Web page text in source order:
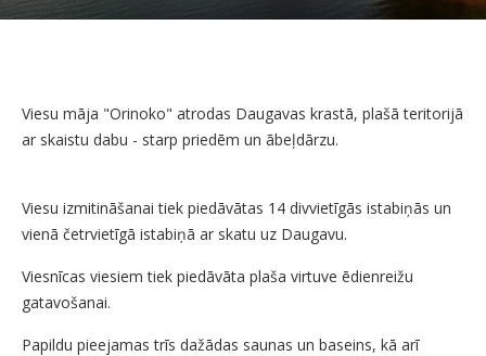
Viesu māja "Orinoko" atrodas Daugavas krastā, plašā teritorijā
ar skaistu dabu - starp priedēm un ābeļdārzu.
Viesu izmitināšanai tiek piedāvātas 14 divvietīgās istabiņās un
vienā četrvietīgā istabiņā ar skatu uz Daugavu.
Viesnīcas viesiem tiek piedāvāta plaša virtuve ēdienreižu
gatavošanai.
Papildu pieejamas trīs dažādas saunas un baseins, kā arī